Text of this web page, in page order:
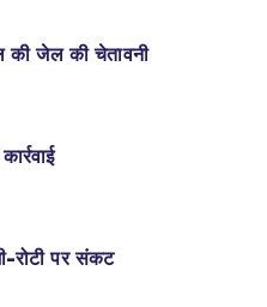
जेल की चेतावनी
रोटी पर संकट